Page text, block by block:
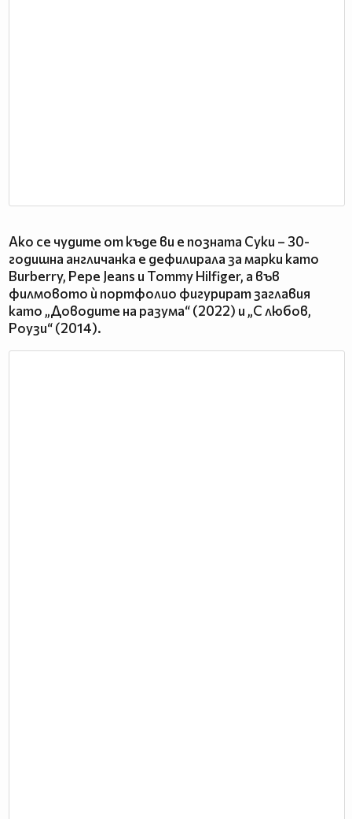
Ако се чудите от къде ви е позната Суки – 30-
годишна англичанка е дефилирала за марки като
Burberry, Pepe Jeans и Tommy Hilfiger, а във
филмовото ѝ портфолио фигурират заглавия
като „Доводите на разума“ (2022) и „С любов,
Роузи“ (2014).